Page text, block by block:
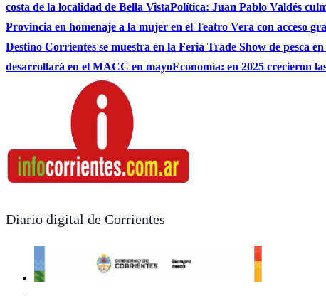
costa de la localidad de Bella VistaPolítica: Juan Pablo Valdés
Provincia en homenaje a la mujer en el Teatro Vera con acceso
Destino Corrientes se muestra en la Feria Trade Show de pesca
desarrollará en el MACC en mayoEconomía: en 2025 crecieron
Diario digital de Corrientes